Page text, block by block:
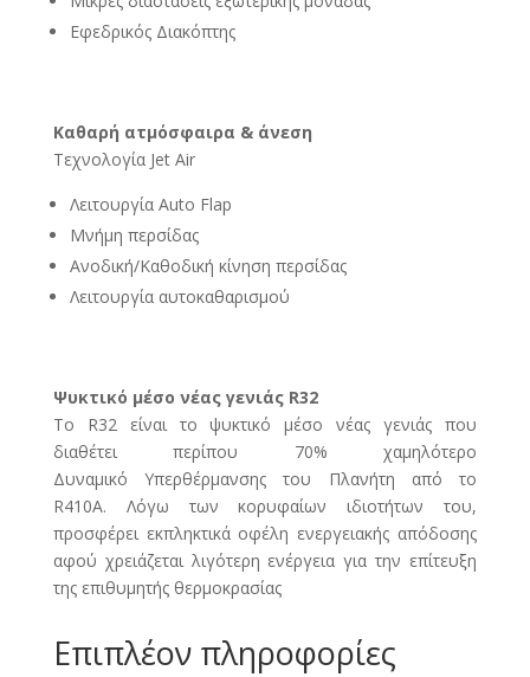
Εφεδρικός Διακόπτης
Καθαρή ατμόσφαιρα & άνεση
Τεχνολογία Jet Air
Λειτουργία Auto Flap
Μνήμη περσίδας
Ανοδική/Καθοδική κίνηση περσίδας
Λειτουργία αυτοκαθαρισμού
Ψυκτικό μέσο νέας γενιάς R32
Το R32 είναι το ψυκτικό μέσο νέας γενιάς που
διαθέτει περίπου 70% χαμηλότερο
Δυναμικό Υπερθέρμανσης του Πλανήτη από το
R410A. Λόγω των κορυφαίων ιδιοτήτων του,
προσφέρει εκπληκτικά οφέλη ενεργειακής απόδοσης
αφού χρειάζεται λιγότερη ενέργεια για την επίτευξη
της επιθυμητής θερμοκρασίας
Επιπλέον πληροφορίες